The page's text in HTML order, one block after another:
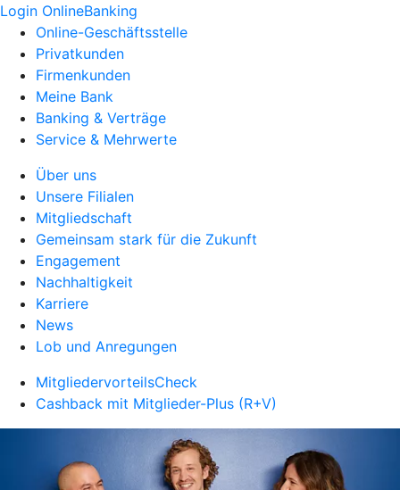
Login OnlineBanking
Online-Geschäftsstelle
Privatkunden
Firmenkunden
Meine Bank
Banking & Verträge
Service & Mehrwerte
Über uns
Unsere Filialen
Mitgliedschaft
Gemeinsam stark für die Zukunft
Engagement
Nachhaltigkeit
Karriere
News
Lob und Anregungen
MitgliedervorteilsCheck
Cashback mit Mitglieder-Plus (R+V)